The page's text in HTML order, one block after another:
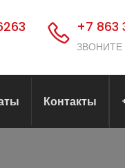
+7 863
ЗВОНИТЕ
Контакты